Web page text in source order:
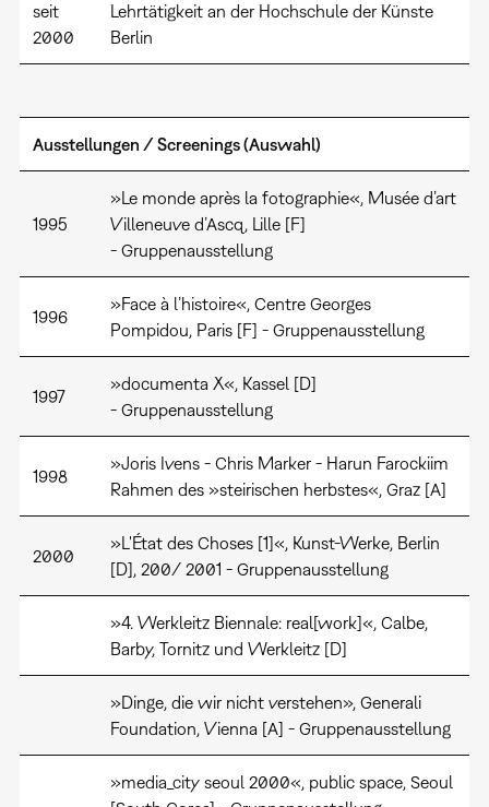
seit
2000
Lehrtätigkeit an der Hochschule der Künste
Berlin
Ausstellungen / Screenings (Auswahl)
1995
»Le monde après la fotographie«, Musée d’art
Villeneuve d’Ascq, Lille [F]
- Gruppenausstellung
1996
»Face à l’histoire«, Centre Georges
Pompidou, Paris [F] - Gruppenausstellung
1997
»documenta X«, Kassel [D]
- Gruppenausstellung
1998
»Joris Ivens - Chris Marker - Harun Farockiim
Rahmen des »steirischen herbstes«, Graz [A]
2000
»L'État des Choses [1]«, Kunst-Werke, Berlin
[D], 200/ 2001 - Gruppenausstellung
»4. Werkleitz Biennale: real[work]«, Calbe,
Barby, Tornitz und Werkleitz [D]
»Dinge, die wir nicht verstehen», Generali
Foundation, Vienna [A] - Gruppenausstellung
»media_city seoul 2000«, public space, Seoul